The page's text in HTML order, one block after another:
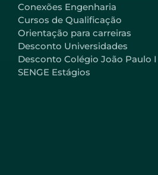
Conexões Engenharia
Cursos de Qualificação
Orientação para carreiras
Desconto Universidades
Desconto Colégio João Paulo I
SENGE Estágios